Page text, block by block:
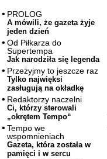
PROLOG
A mówili, że gazeta żyje
jeden dzień
Od Piłkarza do
Supertempa
Jak narodziła się legenda
Przeżyjmy to jeszcze raz
Tylko najwięksi
zasługują na okładkę
Redaktorzy naczelni
Ci, którzy sterowali
„okrętem Tempo“
Tempo we
wspomnieniach
Gazeta, która została w
pamięci i w sercu